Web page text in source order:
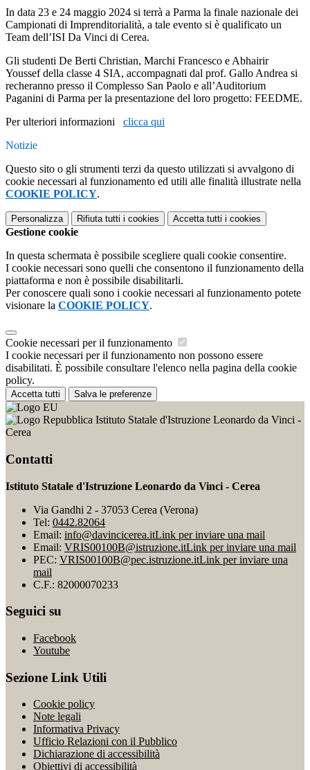
In data 23 e 24 maggio 2024 si terrà a Parma la finale nazionale dei
Campionati di Imprenditorialità, a tale evento si è qualificato un
Team dell’ISI Da Vinci di Cerea.
Gli studenti De Berti Christian, Marchi Francesco e Abhairir
Youssef della classe 4 SIA, accompagnati dal prof. Gallo Andrea si
recheranno presso il Complesso San Paolo e all’Auditorium
Paganini di Parma per la presentazione del loro progetto: FEEDME.
Per ulteriori informazioni clicca qui
Notizie
Questo sito o gli strumenti terzi da questo utilizzati si avvalgono di
cookie necessari al funzionamento ed utili alle finalità illustrate nella
COOKIE POLICY.
Personalizza Rifiuta tutti i cookies Accetta tutti i cookies
Gestione cookie
In questa schermata è possibile scegliere quali cookie consentire.
I cookie necessari sono quelli che consentono il funzionamento della
piattaforma e non è possibile disabilitarli.
Per conoscere quali sono i cookie necessari al funzionamento potete
visionare la COOKIE POLICY.
Cookie necessari per il funzionamento
I cookie necessari per il funzionamento non possono essere
disabilitati. È possibile consultare l'elenco nella pagina della cookie
policy.
Accetta tutti Salva le preferenze
Istituto Statale d'Istruzione Leonardo da Vinci -
Cerea
Contatti
Istituto Statale d'Istruzione Leonardo da Vinci - Cerea
Via Gandhi 2 - 37053 Cerea (Verona)
Tel: 0442.82064
Email: info@davincicerea.itLink per inviare una mail
Email: VRIS00100B@istruzione.itLink per inviare una mail
PEC: VRIS00100B@pec.istruzione.itLink per inviare una
mail
C.F.: 82000070233
Seguici su
Facebook
Youtube
Sezione Link Utili
Cookie policy
Note legali
Informativa Privacy
Ufficio Relazioni con il Pubblico
Dichiarazione di accessibilità
Obiettivi di accessibilità